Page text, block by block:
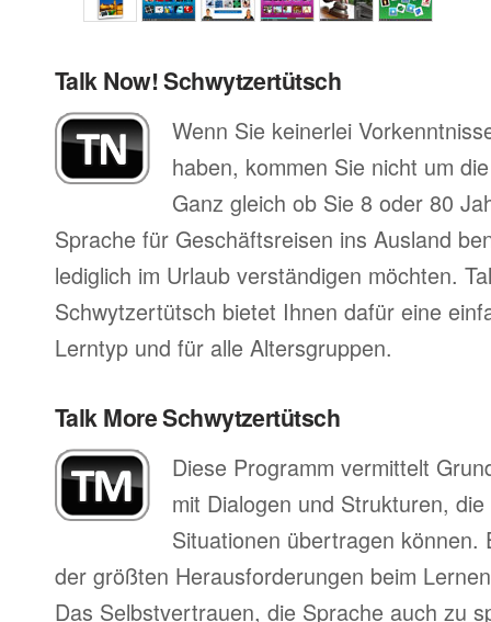
Talk Now! Schwytzertütsch
Wenn Sie keinerlei
haben, kommen Sie nicht um
Ganz gleich ob Sie 8 oder 80
Sprache für Geschäftsreisen ins Ausland
lediglich im Urlaub verständigen möchten.
Schwytzertütsch bietet Ihnen dafür eine
Lerntyp und für alle Altersgruppen.
Talk More Schwytzertütsch
Diese Programm vermittelt
mit Dialogen und Strukturen,
Situationen übertragen können.
der größten Herausforderungen beim
Das Selbstvertrauen, die Sprache auch zu